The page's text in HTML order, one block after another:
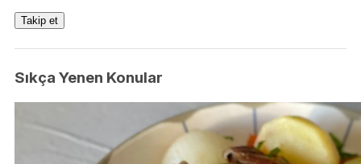
Takip et
Sıkça Yenen Konular